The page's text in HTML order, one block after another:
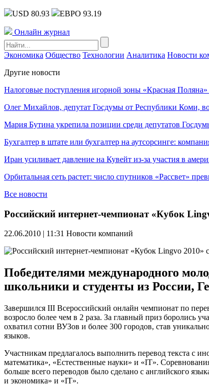
USD 80.93 ЕВРО 93.19
Онлайн журнал
Экономика Общество Технологии Аналитика Новости
Другие новости
Налоговые поступления игорной зоны «Красная
Олег Михайлов, депутат Госдумы от Республики Коми,
Мария Бутина укрепила позиции среди депутатов
Бухгалтер в штате или бухгалтер на аутсорсинге:
Иран усиливает давление на Кувейт из-за участия в
Орбитальная сеть растет: число спутников «Рассвет»
Все новости
Российский интернет-чемпионат «Кубок
22.06.2010 | 11:31 Новости компаний
Победителями международного
школьники и студенты из России,
Завершился III Всероссийский онлайн чемпионат по
возросло более чем в 2 раза. За главный приз
охватил сотни ВУЗов и более 300 городов, став
языков.
Участникам предлагалось выполнить перевод текста с
математика», «Естественные науки» и «IT».
больше всего переводов было сделано с английского
и экономика» и «IT».